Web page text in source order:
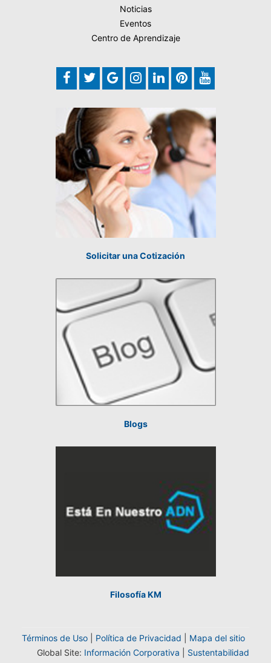
Noticias
Eventos
Centro de Aprendizaje
Solicitar una Cotización
Blogs
Filosofía KM
Términos de Uso Política de Privacidad
Mapa del sitio
Global Site: Información Corporativa Sustentabilidad